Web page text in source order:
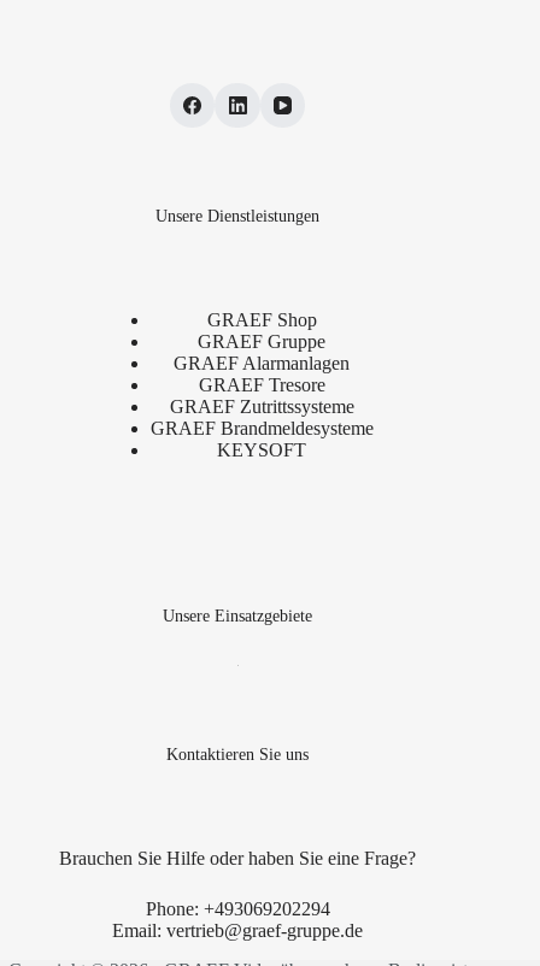
Unsere Dienstleistungen
GRAEF Shop
GRAEF Gruppe
GRAEF Alarmanlagen
GRAEF Tresore
GRAEF Zutrittssysteme
GRAEF Brandmeldesysteme
KEYSOFT
Unsere Einsatzgebiete
Kontaktieren Sie uns
Brauchen Sie Hilfe oder haben Sie eine Frage?
Phone: +493069202294
Email:vertrieb@graef-gruppe.de